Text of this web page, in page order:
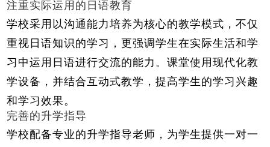
注重实际运用的日语教育
学校采用以沟通能力培养为核心的教学模式，不仅
重视日语知识的学习，更强调学生在实际生活和学
习中运用日语进行交流的能力。课堂使用现代化教
学设备，并结合互动式教学，提高学生的学习兴趣
和学习效果。
完善的升学指导
学校配备专业的升学指导老师，为学生提供一对一